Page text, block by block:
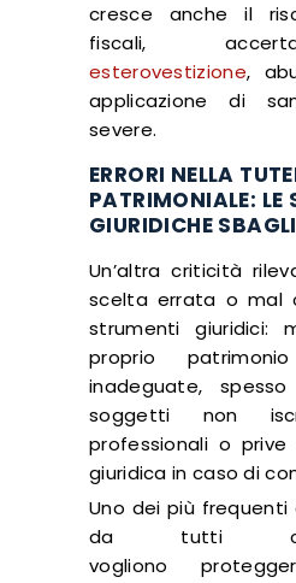
cresce anche il
fiscali,
esterovestizione,
applicazione di
severe.
ERRORI NELLA
PATRIMONIALE: LE
GIURIDICHE
Un’altra criticità
scelta errata o mal
strumenti giuridici:
proprio
inadeguate,
soggetti non
professionali o
giuridica in caso di
Uno dei più frequenti
da tutti
vogliono